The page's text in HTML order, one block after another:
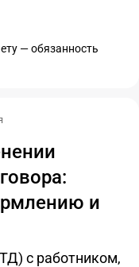
— обязанность
и
с работником,